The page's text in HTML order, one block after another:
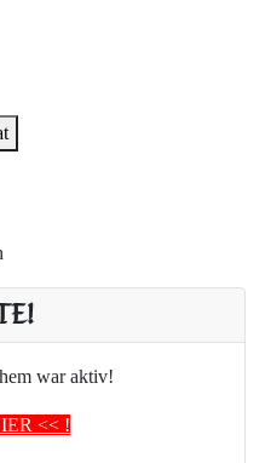
war aktiv!
<< !